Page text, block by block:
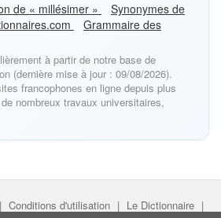
de « millésimer »
Synonymes de
Grammaire des
à partir de notre base de
(dernière mise à jour : 09/08/2026).
francophones en ligne depuis plus
nombreux travaux universitaires,
| Conditions d'utilisation | Le Dictionnaire |